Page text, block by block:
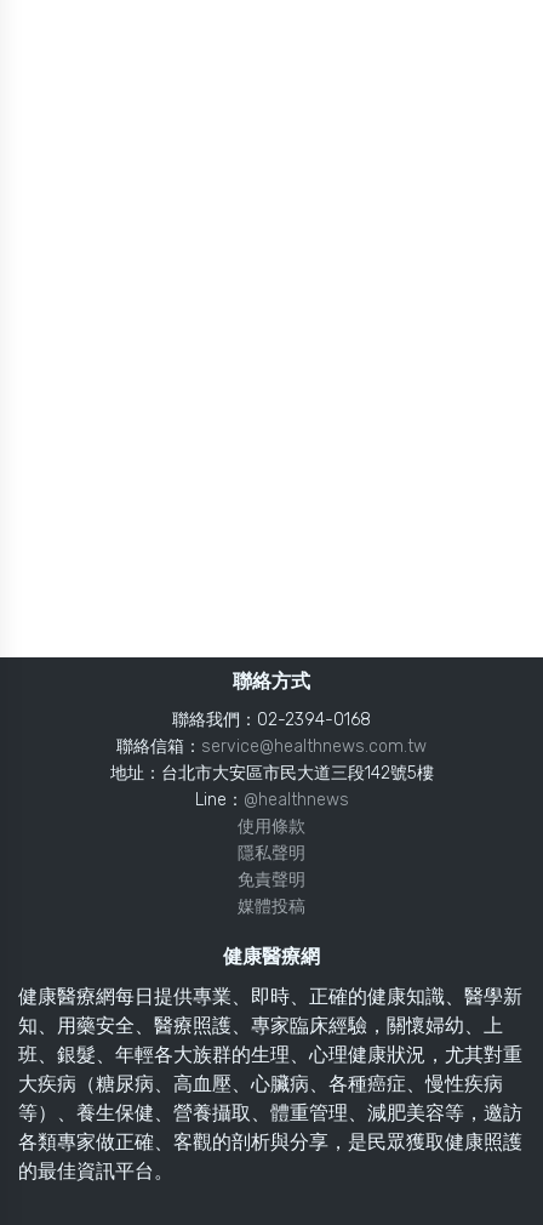
聯絡方式
聯絡我們：02-2394-0168
聯絡信箱： service@healthnews.com.tw
地址：台北市大安區市民大道三段142號5樓
Line： @healthnews
使用條款
隱私聲明
免責聲明
媒體投稿
健康醫療網
健康醫療網每日提供專業、即時、正確的健康知識、醫學新
知、用藥安全、醫療照護、專家臨床經驗，關懷婦幼、上
班、銀髮、年輕各大族群的生理、心理健康狀況，尤其對重
大疾病（糖尿病、高血壓、心臟病、各種癌症、慢性疾病
等）、養生保健、營養攝取、體重管理、減肥美容等，邀訪
各類專家做正確、客觀的剖析與分享，是民眾獲取健康照護
的最佳資訊平台。